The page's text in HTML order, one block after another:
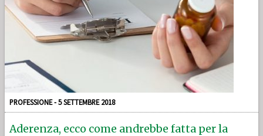
PROFESSIONE - 5 SETTEMBRE 2018
Aderenza, ecco come andrebbe fatta per la